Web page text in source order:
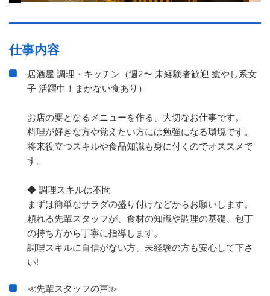
仕事内容
居酒屋 調理・キッチン（週2〜 未経験者歓迎 癒やし系女
子 活躍中！まかない食あり）
お店の要となるメニューを作る、大切なお仕事です。
料理が好きな方や覚えたい方には勉強になる環境です。
将来役立つスキルや食品知識も身に付くのでオススメで
す。
◆ 調理スキルは不問
まずは簡単なサラダの盛り付けなどからお願いします。
頼れる先輩スタッフが、食材の知識や調理の基礎、包丁
の持ち方から丁寧に指導します。
調理スキルに自信がない方、未経験の方も安心して下さ
い!
≪先輩スタッフの声≫